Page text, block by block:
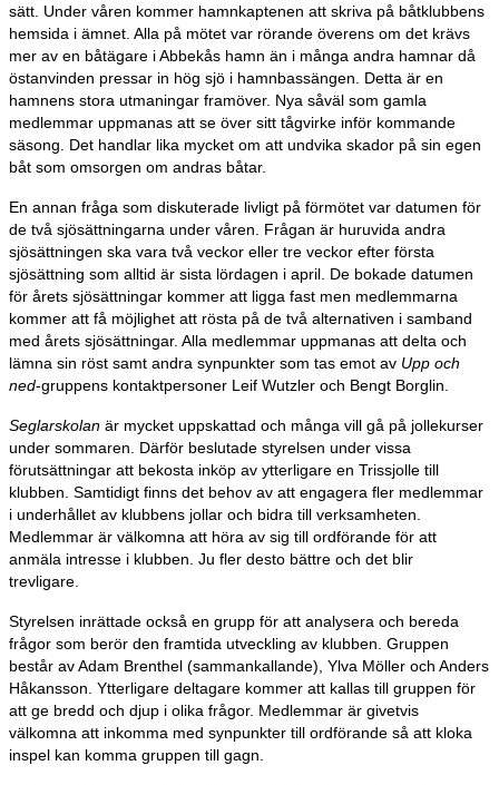
sätt. Under våren kommer hamnkaptenen att skriva på båtklubbens
hemsida i ämnet. Alla på mötet var rörande överens om det krävs
mer av en båtägare i Abbekås hamn än i många andra hamnar då
östanvinden pressar in hög sjö i hamnbassängen. Detta är en
hamnens stora utmaningar framöver. Nya såväl som gamla
medlemmar uppmanas att se över sitt tågvirke inför kommande
säsong. Det handlar lika mycket om att undvika skador på sin egen
båt som omsorgen om andras båtar.
En annan fråga som diskuterade livligt på förmötet var datumen för
de två sjösättningarna under våren. Frågan är huruvida andra
sjösättningen ska vara två veckor eller tre veckor efter första
sjösättning som alltid är sista lördagen i april. De bokade datumen
för årets sjösättningar kommer att ligga fast men medlemmarna
kommer att få möjlighet att rösta på de två alternativen i samband
med årets sjösättningar. Alla medlemmar uppmanas att delta och
lämna sin röst samt andra synpunkter som tas emot av Upp och
ned-gruppens kontaktpersoner Leif Wutzler och Bengt Borglin.
Seglarskolan är mycket uppskattad och många vill gå på jollekurser
under sommaren. Därför beslutade styrelsen under vissa
förutsättningar att bekosta inköp av ytterligare en Trissjolle till
klubben. Samtidigt finns det behov av att engagera fler medlemmar
i underhållet av klubbens jollar och bidra till verksamheten.
Medlemmar är välkomna att höra av sig till ordförande för att
anmäla intresse i klubben. Ju fler desto bättre och det blir
trevligare.
Styrelsen inrättade också en grupp för att analysera och bereda
frågor som berör den framtida utveckling av klubben. Gruppen
består av Adam Brenthel (sammankallande), Ylva Möller och Anders
Håkansson. Ytterligare deltagare kommer att kallas till gruppen för
att ge bredd och djup i olika frågor. Medlemmar är givetvis
välkomna att inkomma med synpunkter till ordförande så att kloka
inspel kan komma gruppen till gagn.